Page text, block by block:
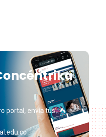
portal, envía tus